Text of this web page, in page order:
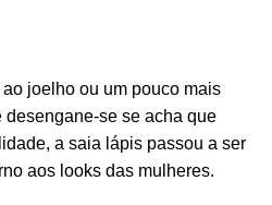
joelho ou um pouco mais
desengane-se se acha que
a saia lápis passou a ser
aos looks das mulheres.